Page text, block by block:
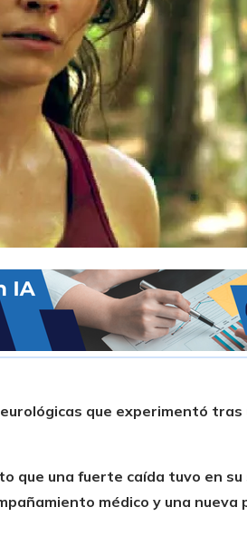
que experimentó tras
que una fuerte caída tuvo en su
médico y una nueva